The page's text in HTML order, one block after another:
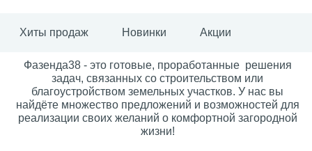
Хиты продаж Новинки Акции
Фазенда38 - это готовые, проработанные решения
задач, связанных со строительством или
благоустройством земельных участков. У нас вы
найдёте множество предложений и возможностей для
реализации своих желаний о комфортной загородной
жизни!